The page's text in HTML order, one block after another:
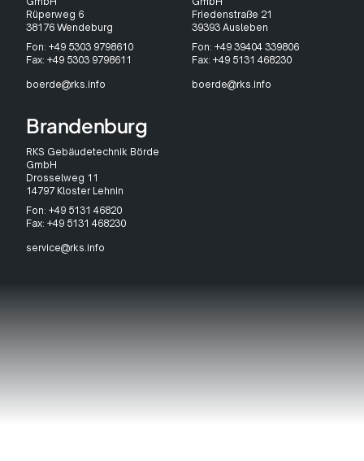
Rüperweg 6
38176 Wendeburg
Fon: +49 5303 9798610
Fax: +49 5303 9798611
boerde@rks.info
Friedenstraße 21
39393 Ausleben
Fon: +49 39404 339806
Fax: +49 5131 468230
boerde@rks.info
Brandenburg
RKS Gebäudetechnik Börde
GmbH
Drosselweg 11
14797 Kloster Lehnin
Fon: +49 5131 46820
Fax: +49 5131 468230
service@rks.info